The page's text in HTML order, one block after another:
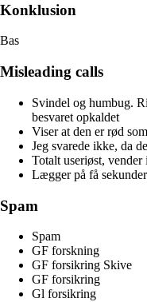
Konklusion
Bas
Misleading calls
Svindel og humbug.
besvaret opkaldet
Viser at den er rød
Jeg svarede ikke, da
Totalt useriøst,
Lægger på få
Spam
Spam
GF forskning
GF forsikring Skive
GF forsikring
Gl forsikring